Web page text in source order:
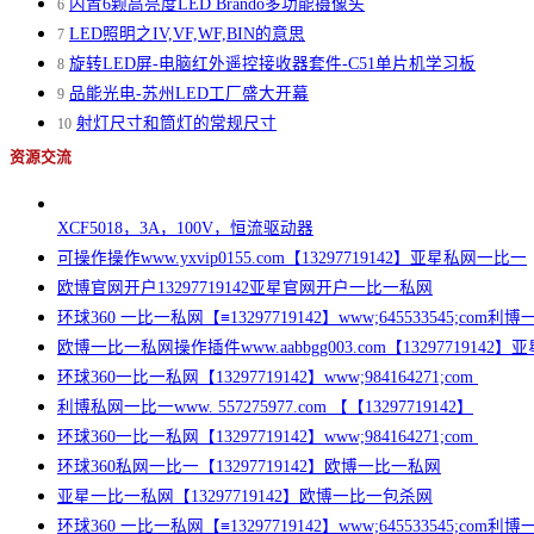
6 内置6颗高亮度LED Brando多功能摄像头
7 LED照明之IV,VF,WF,BIN的意思
8 旋转LED屏-电脑红外遥控接收器套件-C51单片机学习板
9 品能光电-苏州LED工厂盛大开幕
10 射灯尺寸和筒灯的常规尺寸
资源交流
XCF5018，3A，100V，恒流驱动器
可操作操作www.yxvip0155.com【13297719142】亚星私网一比一
欧博官网开户13297719142亚星官网开户一比一私网
环球360 一比一私网【≡13297719142】www;645533545;com利博
欧博一比一私网操作插件www.aabbgg003.com【13297719142】
环球360一比一私网【13297719142】www;984164271;com
利博私网一比一www. 557275977.com 【【13297719142】
环球360一比一私网【13297719142】www;984164271;com
环球360私网一比一【13297719142】欧博一比一私网
亚星一比一私网【13297719142】欧博一比一包杀网
环球360 一比一私网【≡13297719142】www;645533545;com利博